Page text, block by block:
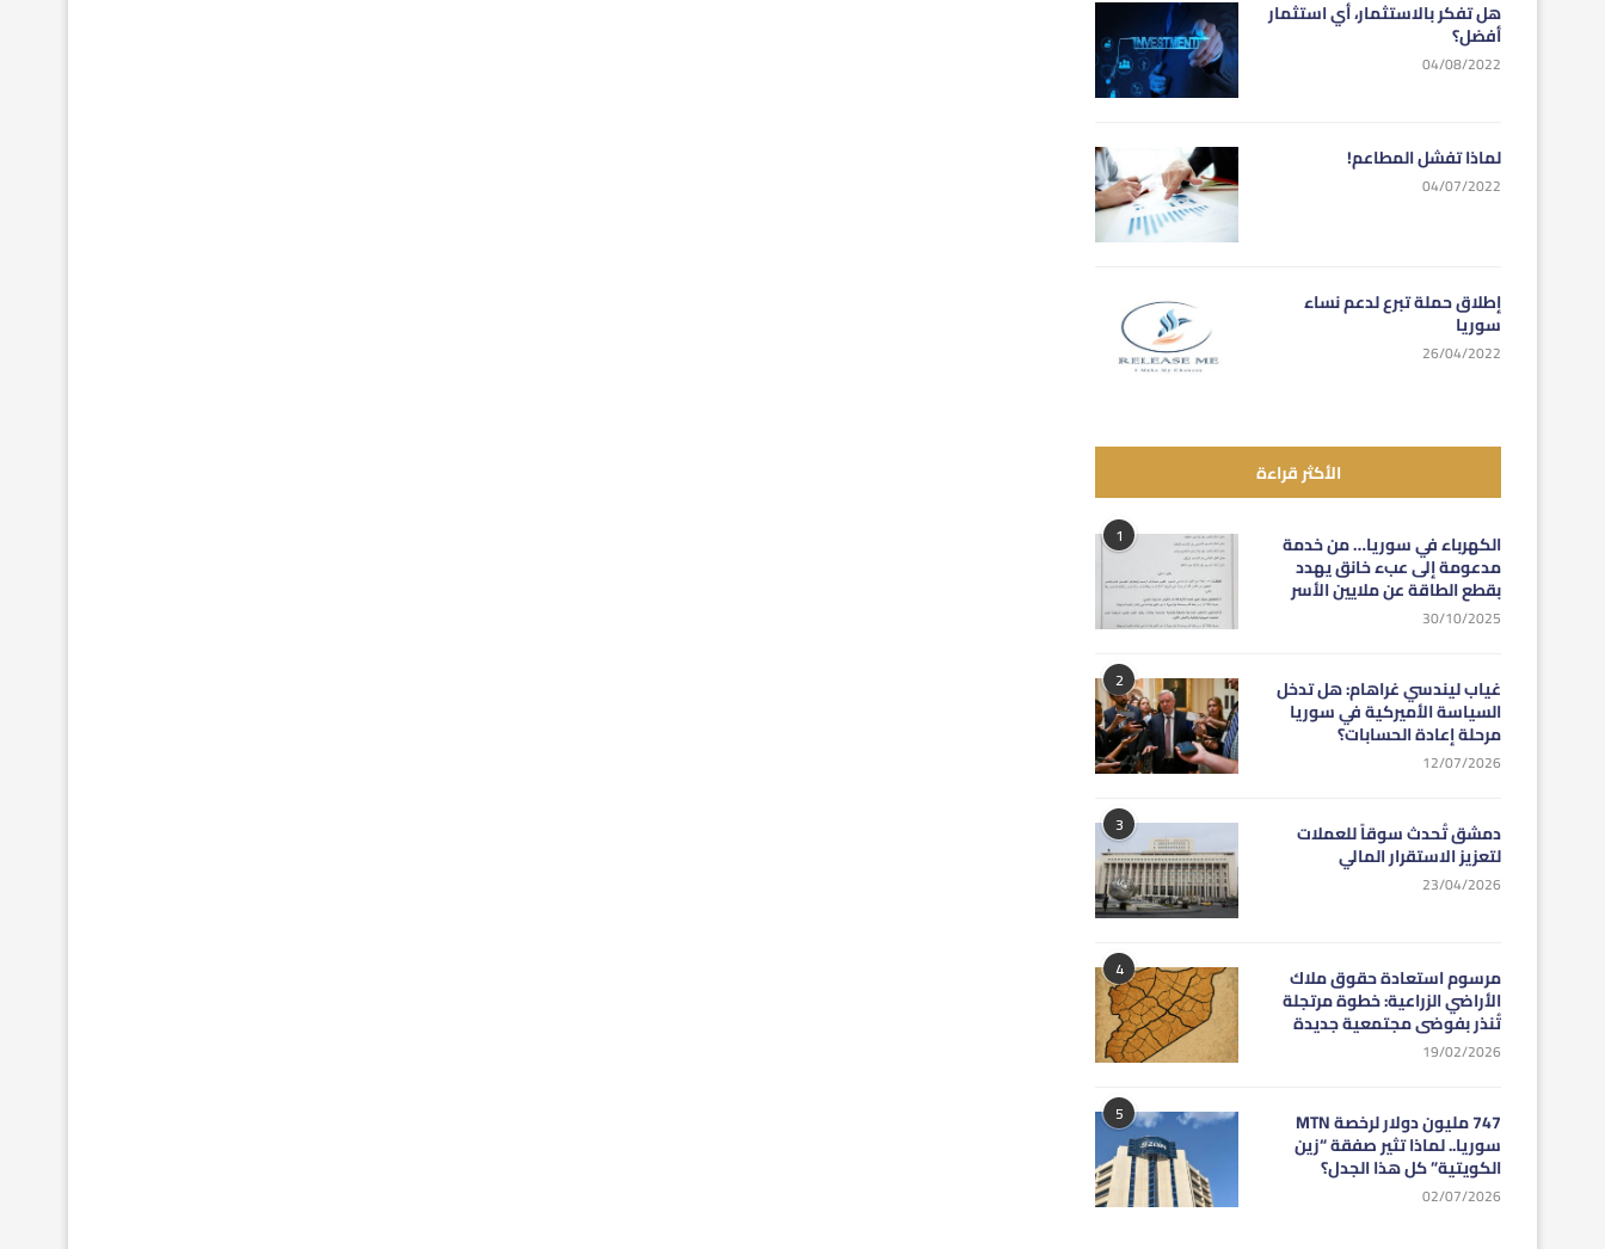
هل تفكر بالاستثمار، أي استثمار
أفضل؟
04/08/2022
لماذا تفشل المطاعم!
04/07/2022
إطلاق حملة تبرع لدعم نساء
سوريا
26/04/2022
الأكثر قراءة
1 الكهرباء في سوريا… من خدمة
مدعومة إلى عبء خانق يهدد
بقطع الطاقة عن ملايين الأسر
30/10/2025
2 غياب ليندسي غراهام: هل تدخل
السياسة الأميركية في سوريا
مرحلة إعادة الحسابات؟
12/07/2026
3 دمشق تُحدث سوقاً للعملات
لتعزيز الاستقرار المالي
23/04/2026
4 مرسوم استعادة حقوق ملاك
الأراضي الزراعية: خطوة مرتجلة
تُنذر بفوضى مجتمعية جديدة
19/02/2026
5 747 مليون دولار لرخصة MTN
سوريا.. لماذا تثير صفقة “زين
الكويتية” كل هذا الجدل؟
02/07/2026